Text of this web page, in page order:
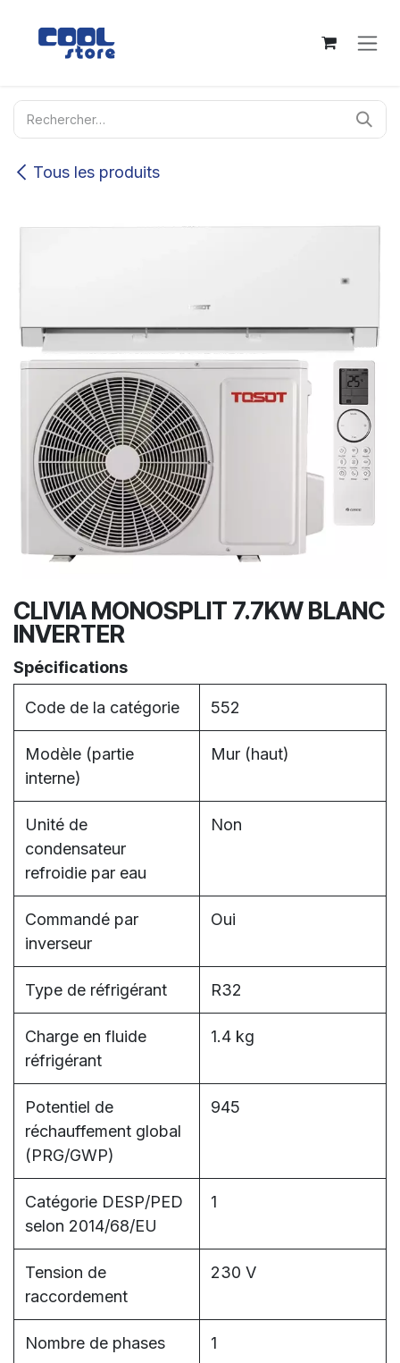
Tous les produits
CLIVIA MONOSPLIT 7.7KW BLANC
INVERTER
Spécifications
Code de la catégorie 552
Modèle (partie
interne)
Mur (haut)
Unité de
condensateur
refroidie par eau
Non
Commandé par
inverseur
Oui
Type de réfrigérant R32
Charge en fluide
réfrigérant
1.4 kg
Potentiel de
réchauffement global
(PRG/GWP)
945
Catégorie DESP/PED
selon 2014/68/EU
1
Tension de
raccordement
230 V
Nombre de phases 1